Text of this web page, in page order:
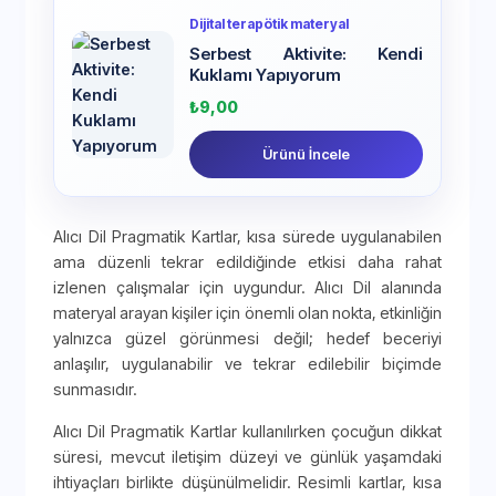
Dijital terapötik materyal
Serbest Aktivite: Kendi
Kuklamı Yapıyorum
₺9,00
Ürünü İncele
Alıcı Dil Pragmatik Kartlar, kısa sürede uygulanabilen
ama düzenli tekrar edildiğinde etkisi daha rahat
izlenen çalışmalar için uygundur. Alıcı Dil alanında
materyal arayan kişiler için önemli olan nokta, etkinliğin
yalnızca güzel görünmesi değil; hedef beceriyi
anlaşılır, uygulanabilir ve tekrar edilebilir biçimde
sunmasıdır.
Alıcı Dil Pragmatik Kartlar kullanılırken çocuğun dikkat
süresi, mevcut iletişim düzeyi ve günlük yaşamdaki
ihtiyaçları birlikte düşünülmelidir. Resimli kartlar, kısa